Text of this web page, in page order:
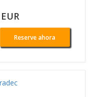
Reserve ahora